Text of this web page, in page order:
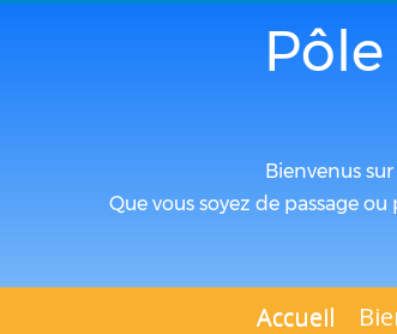
Bienvenus
Que vous soyez de passage
Accueil